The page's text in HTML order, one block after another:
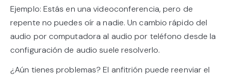
Ejemplo: Estás en una videoconferencia, pero de
repente no puedes oír a nadie. Un cambio rápido del
audio por computadora al audio por teléfono desde la
configuración de audio suele resolverlo.
¿Aún tienes problemas? El anfitrión puede reenviar el